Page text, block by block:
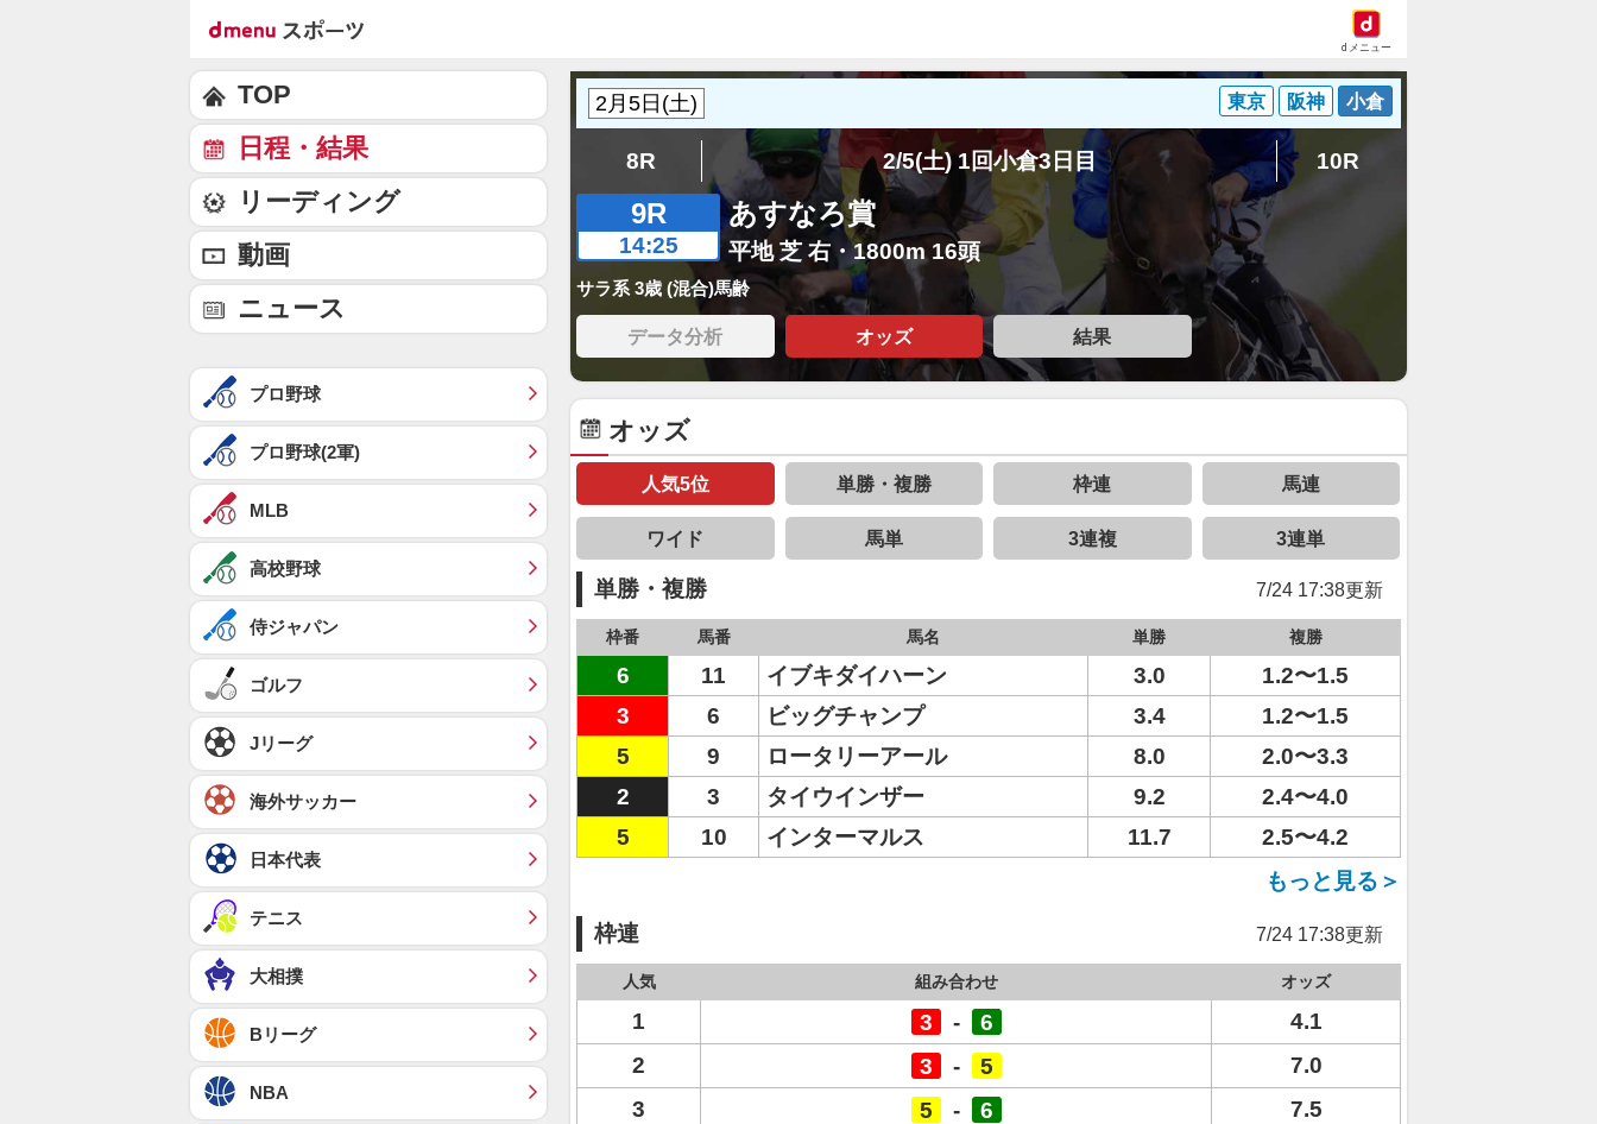
dメニュー
東京 阪神 小倉
8R 2/5(土) 1回小倉3日目 10R
9R
14:25
あすなろ賞
平地 芝 右・1800m 16頭
サラ系 3歳 (混合)馬齢
データ分析 オッズ 結果
オッズ
人気5位 単勝・複勝 枠連 馬連
ワイド 馬単 3連複 3連単
単勝・複勝 7/24 17:38更新
枠番 馬番 馬名 単勝 複勝
6 11 イブキダイハーン 3.0
1.2〜1.5
3
6 ビッグチャンプ 3.4
1.2〜1.5
5
9 ロータリーアール 8.0
2.0〜3.3
2
3 タイウインザー 9.2
2.4〜4.0
5
10 インターマルス 11.7
2.5〜4.2
もっと見る＞
枠連 7/24 17:38更新
人気 組み合わせ オッズ
1 3 - 6
4.1
2
3 - 5
7.0
3
5 - 6
7.5
TOP
日程・結果
リーディング
動画
ニュース
プロ野球
プロ野球(2軍)
MLB
高校野球
侍ジャパン
ゴルフ
Jリーグ
海外サッカー
日本代表
テニス
大相撲
Bリーグ
NBA